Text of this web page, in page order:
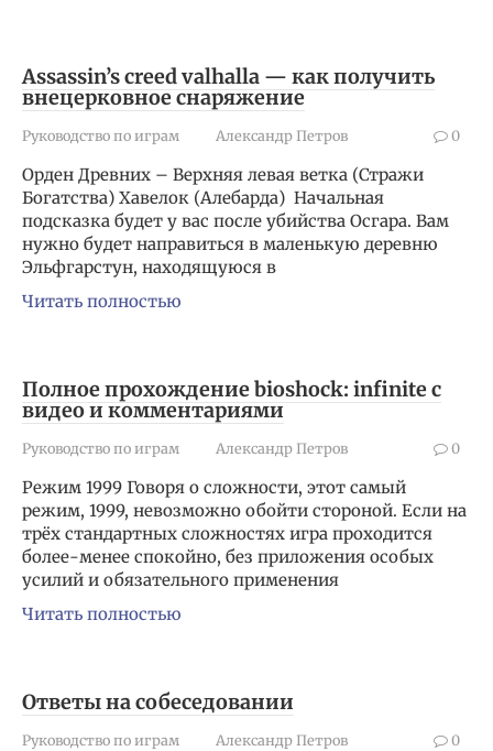
Assassin’s creed valhalla — как получить
внецерковное снаряжение
Руководство по играм Александр Петров 0
Орден Древних – Верхняя левая ветка (Стражи
Богатства) Хавелок (Алебарда) Начальная
подсказка будет у вас после убийства Осгара. Вам
нужно будет направиться в маленькую деревню
Эльфгарстун, находящуюся в
Читать полностью
Полное прохождение bioshock: infinite c
видео и комментариями
Руководство по играм Александр Петров 0
Режим 1999 Говоря о сложности, этот самый
режим, 1999, невозможно обойти стороной. Если на
трёх стандартных сложностях игра проходится
более-менее спокойно, без приложения особых
усилий и обязательного применения
Читать полностью
Ответы на собеседовании
Руководство по играм Александр Петров 0